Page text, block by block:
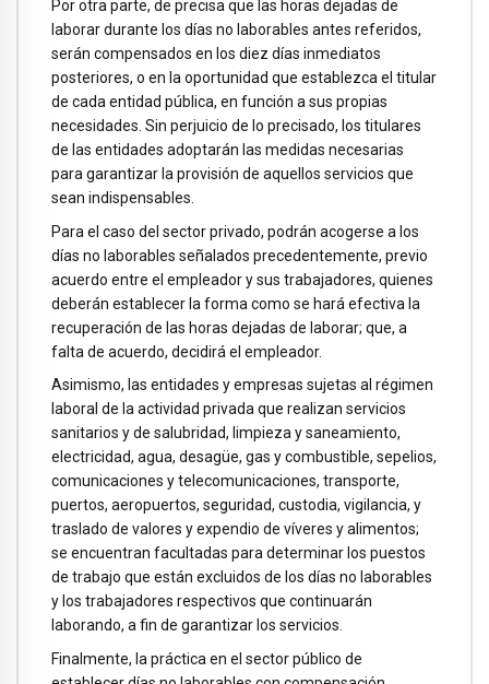
Por otra parte, de precisa que las horas dejadas de
laborar durante los días no laborables antes referidos,
serán compensados en los diez días inmediatos
posteriores, o en la oportunidad que establezca el titular
de cada entidad pública, en función a sus propias
necesidades. Sin perjuicio de lo precisado, los titulares
de las entidades adoptarán las medidas necesarias
para garantizar la provisión de aquellos servicios que
sean indispensables.
Para el caso del sector privado, podrán acogerse a los
días no laborables señalados precedentemente, previo
acuerdo entre el empleador y sus trabajadores, quienes
deberán establecer la forma como se hará efectiva la
recuperación de las horas dejadas de laborar; que, a
falta de acuerdo, decidirá el empleador.
Asimismo, las entidades y empresas sujetas al régimen
laboral de la actividad privada que realizan servicios
sanitarios y de salubridad, limpieza y saneamiento,
electricidad, agua, desagüe, gas y combustible, sepelios,
comunicaciones y telecomunicaciones, transporte,
puertos, aeropuertos, seguridad, custodia, vigilancia, y
traslado de valores y expendio de víveres y alimentos;
se encuentran facultadas para determinar los puestos
de trabajo que están excluidos de los días no laborables
y los trabajadores respectivos que continuarán
laborando, a fin de garantizar los servicios.
Finalmente, la práctica en el sector público de